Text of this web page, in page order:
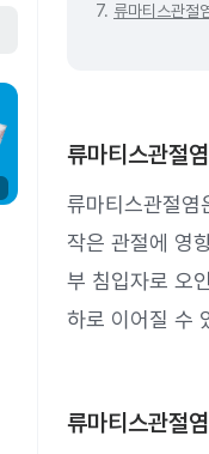
7. 류마티스관절
류마티스관절
류마티스관절염
작은 관절에 영
부 침입자로 오
하로 이어질 수
류마티스관절